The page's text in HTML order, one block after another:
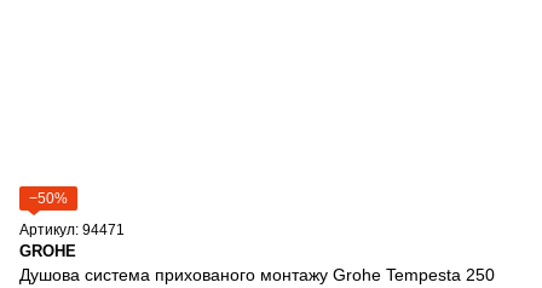
−50%
Артикул: 94471
GROHE
Душова система прихованого монтажу Grohe Tempesta 250